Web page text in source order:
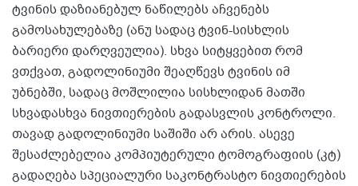
ტვინის დაზიანებულ ნაწილებს აჩვენებს
გამოსახულებაზე (ანუ სადაც ტვინ-სისხლის
ბარიერი დარღვეულია). სხვა სიტყვებით რომ
ვთქვათ, გადოლინიუმი შეაღწევს ტვინის იმ
უბნებში, სადაც მოშლილია სისხლიდან მათში
სხვადასხვა ნივთიერების გადასვლის კონტროლი.
თავად გადოლინიუმი საშიში არ არის. ასევე
შესაძლებელია კომპიუტერული ტომოგრაფიის (კტ)
გადაღება სპეციალური საკონტრასტო ნივთიერების